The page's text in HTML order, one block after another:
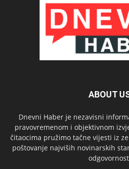
ABOUT
Dnevni Haber je nezavisni
pravovremenom i objektivnom
čitaocima pružimo tačne vijesti iz
poštovanje najviših novinarskih